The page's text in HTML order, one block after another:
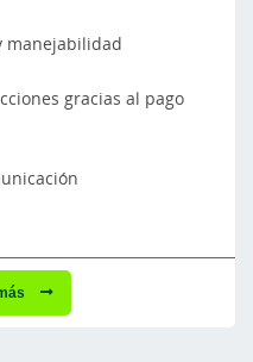
manejabilidad
gracias al pago